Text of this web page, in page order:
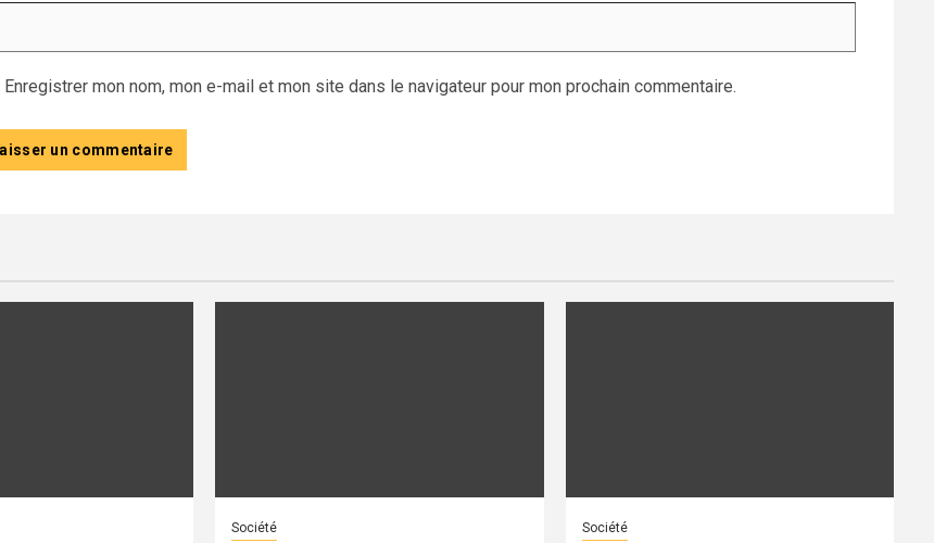
Enregistrer mon nom, mon e-mail et mon site dans le navigateur pour mon prochain commentaire.
Société Société